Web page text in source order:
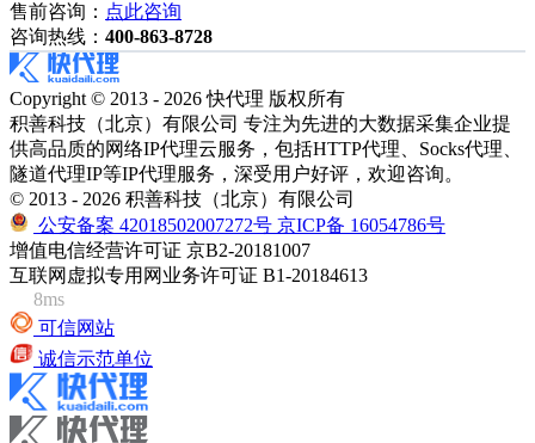
售前咨询： 点此咨询
咨询热线： 400-863-8728
Copyright © 2013 - 2026 快代理 版权所有
积善科技（北京）有限公司 专注为先进的大数据采集企业提
供高品质的网络IP代理云服务，包括HTTP代理、Socks代理、
隧道代理IP等IP代理服务，深受用户好评，欢迎咨询。
© 2013 - 2026 积善科技（北京）有限公司
公安备案 42018502007272号 京ICP备 16054786号
增值电信经营许可证 京B2-20181007
互联网虚拟专用网业务许可证 B1-20184613
8ms
可信网站
诚信示范单位